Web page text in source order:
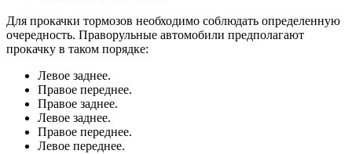
Для прокачки тормозов необходимо соблюдать определенную
очередность. Праворульные автомобили предполагают
прокачку в таком порядке:
Левое заднее.
Правое переднее.
Правое заднее.
Левое заднее.
Правое переднее.
Левое переднее.